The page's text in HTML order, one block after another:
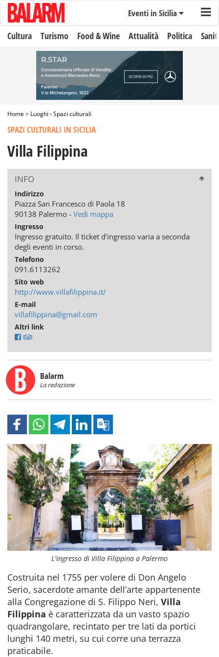
Eventi in Sicilia
Cultura Turismo Food & Wine Attualità Politica
Home> Luoghi › Spazi culturali
SPAZI CULTURALI IN SICILIA
Villa Filippina
INFO
Indirizzo
Piazza San Francesco di Paola 18
90138 Palermo - Vedi mappa
Ingresso
Ingresso gratuito. Il ticket d'ingresso varia a seconda
degli eventi in corso.
Telefono
091.6113262
Sito web
http://www.villafilippina.it/
E-mail
villafilippina@gmail.com
Altri link
Balarm
La redazione
L'ingresso di Villa Filippina a Palermo
Costruita nel 1755 per volere di Don Angelo
Serio, sacerdote amante dell’arte appartenente
alla Congregazione di S. Filippo Neri, Villa
Filippina è caratterizzata da un vasto spazio
quadrangolare, recintato per tre lati da portici
lunghi 140 metri, su cui corre una terrazza
praticabile.